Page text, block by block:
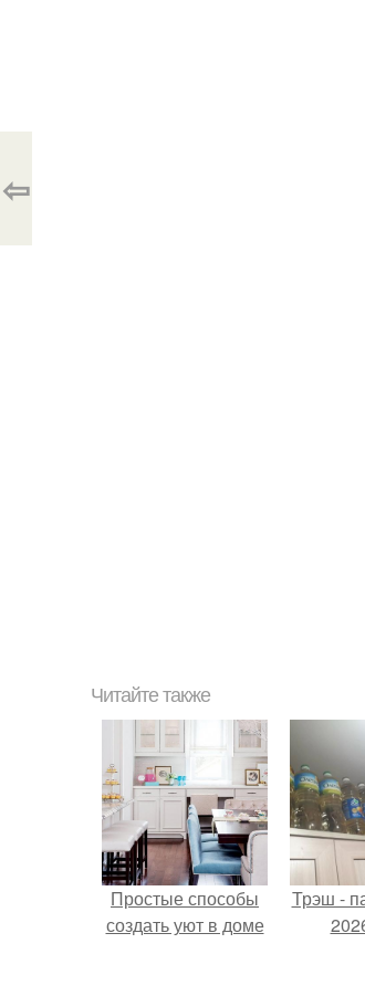
⇦
Читайте также
Простые способы
создать уют в доме
Трэш -